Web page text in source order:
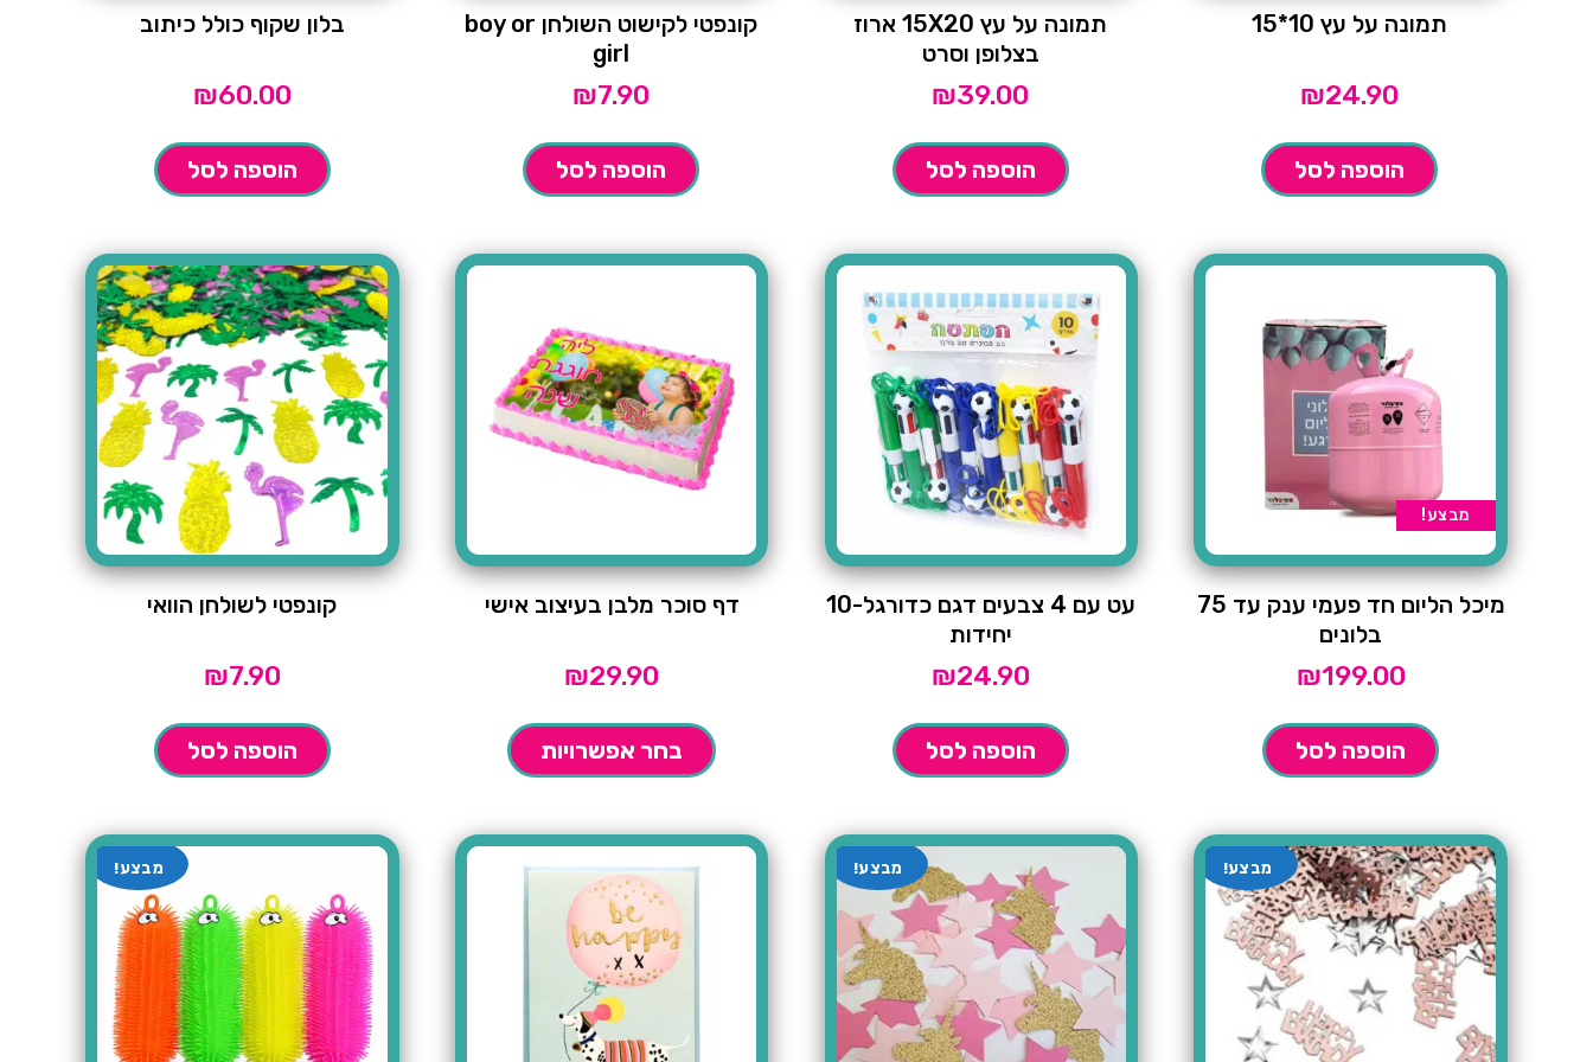
תמונה על עץ 10*15
₪24.90
הוספה לסל
תמונה על עץ 15X20 ארוז
בצלופן וסרט
₪39.00
הוספה לסל
קונפטי לקישוט השולחן boy or
girl
₪7.90
הוספה לסל
בלון שקוף כולל כיתוב
₪60.00
הוספה לסל
מבצע!
מיכל הליום חד פעמי ענק עד 75
בלונים
₪199.00
הוספה לסל
עט עם 4 צבעים דגם כדורגל-10
יחידות
₪24.90
הוספה לסל
דף סוכר מלבן בעיצוב אישי
₪29.90
בחר אפשרויות
קונפטי לשולחן הוואי
₪7.90
הוספה לסל
מבצע! מבצע! מבצע!